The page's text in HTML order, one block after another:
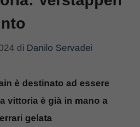
di Danilo Servadei
è destinato ad essere
vittoria è già in mano a
gelata